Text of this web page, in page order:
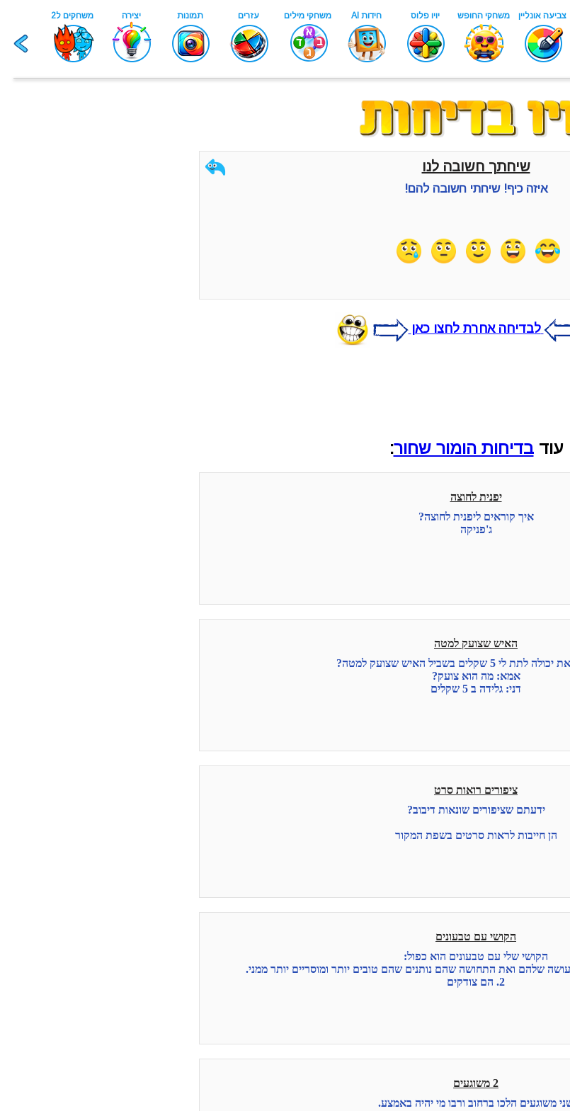
שיחתך חשובה לנו
איזה כיף! שיחתי חשובה להם!
לבדיחה אחרת לחצו כאן
עודבדיחות הומור שחור:
יפנית לחוצה
איך קוראים ליפנית לחוצה?
ג'פניקה
האיש שצועק למטה
5 שקלים בשביל האיש שצועק למטה?
אמא: מה הוא צועק?
דני: גלידה ב 5 שקלים
ציפורים רואות סרט
ידעתם שציפורים שונאות דיבוב?
הן חייבות לראות סרטים בשפת המקור
הקושי עם טבעונים
הקושי שלי עם טבעונים הוא כפול:
2. הם צודקים
2 משוגעים
משוגעים הלכו ברחוב ורבו מי יהיה באמצע.